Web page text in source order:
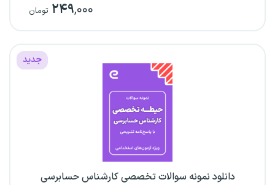
۲۴۹,۰۰۰ تومان
جدید
دانلود نمونه سوالات تخصصی کارشناس حسابرسی